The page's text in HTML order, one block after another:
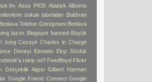
Asus P835 Atatürk Albümü
sokak tabelaları Baldıran
Bedava Telefon Görüşmesi Bedava
lazım Blogspot banned Büyük
Jung Cezayir Charles in Charge
Deneyi Einstein Ekşi Sözlük
rakip mi? Feedfloyd Flickr
Gerçeklik Algısı Gilbert Harman
Google Friend Connect Google